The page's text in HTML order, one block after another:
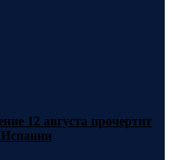
12 августа прочертит
Испании